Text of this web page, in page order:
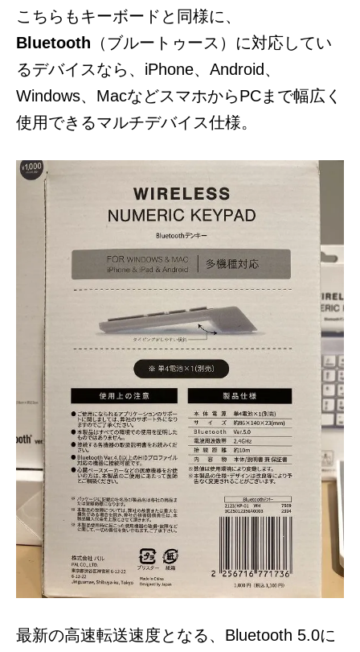
こちらもキーボードと同様に、
Bluetooth （ブルートゥース）に対応してい
るデバイスなら、 iPhone、Android、
Windows、MacなどスマホからPCまで幅広く
使用できるマルチデバイス仕様。
最新の高速転送速度となる、Bluetooth 5.0に